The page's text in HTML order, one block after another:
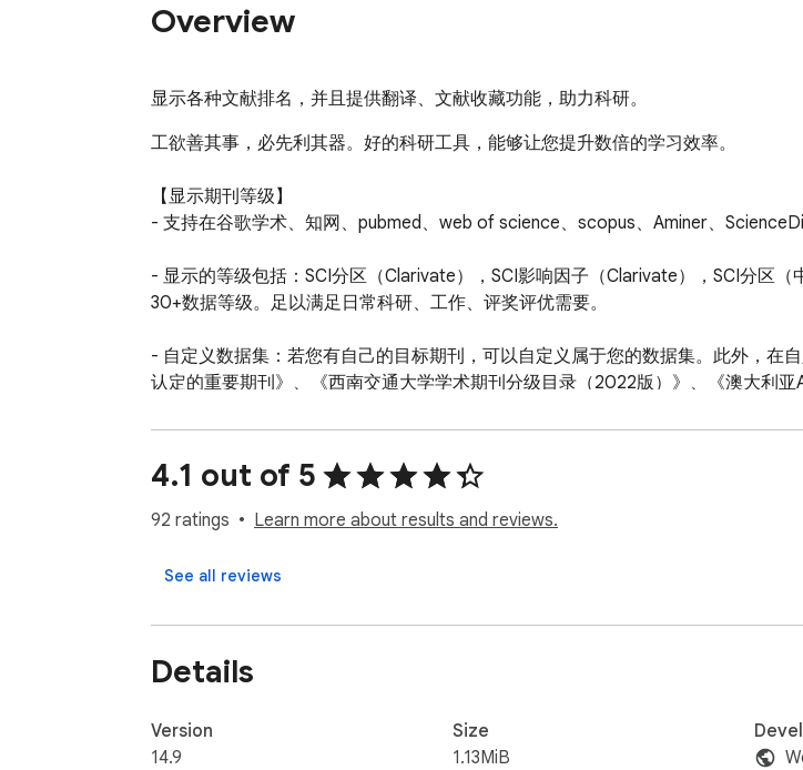
Overview
显示各种文献排名，并且提供翻译、文献收藏功能，助力科研。
工欲善其事，必先利其器。好的科研工具，能够让您提升数倍的学习效率。
【显示期刊等级】
- 支持在谷歌学术、知网、pubmed、web of science、scopus、Aminer、
- 显示的等级包括：SCI分区（Clarivate），SCI影响因子（Clarivate），SCI分区
30+数据等级。足以满足日常科研、工作、评奖评优需要。
- 自定义数据集：若您有自己的目标期刊，可以自定义属于您的数据集。此外，在
认定的重要期刊》、《西南交通大学学术期刊分级目录（2022版）》、《澳大利
【在线翻译】
- 在所有网站上，选中一段文本后，按T翻译，按Y隐藏。（edge用户最好将选择
- 在论文搜索的详情页内，提供"easyScholar文献收藏按钮"，快速的为文献添加类
感谢您看到了这里，如果您喜欢这款产品，或者认可我们的努力，可以和身边的
4.1 out of 5
92 ratings Learn more about results and reviews.
See all reviews
Details
Version
14.9
Size
1.13MiB